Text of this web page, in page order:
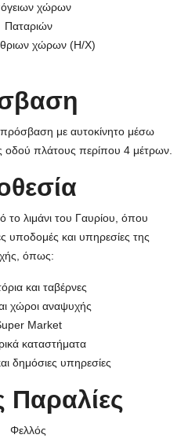
χώρων
Παταριών
χώρων (Η/Χ)
πρόσβαση με αυτοκίνητο μέσω
οδού πλάτους περίπου 4 μέτρων.
το λιμάνι του Γαυρίου, όπου
υποδομές και υπηρεσίες της
όπως:
και ταβέρνες
χώροι αναψυχής
Market
καταστήματα
δημόσιες υπηρεσίες
Παραλίες
Φελλός